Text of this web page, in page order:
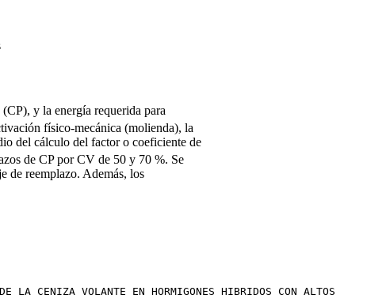
y la energía requerida para
físico-mecánica (molienda), la
del cálculo del factor o coeficiente de
de CP por CV de 50 y 70 %. Se
de reemplazo. Además, los
VOLANTE EN HORMIGONES HIBRIDOS CON ALTOS